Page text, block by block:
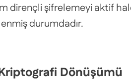
dirençli şifrelemeyi aktif
durumdadır.
Dönüşümü